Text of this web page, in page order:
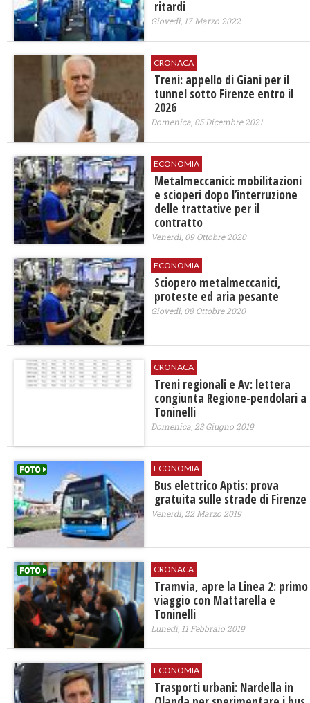
ritardi
Giovedì, 17 Marzo 2022
CRONACA
Treni: appello di Giani per il
tunnel sotto Firenze entro il
2026
Domenica, 05 Dicembre 2021
ECONOMIA
Metalmeccanici: mobilitazioni
e scioperi dopo l’interruzione
delle trattative per il
contratto
Venerdì, 09 Ottobre 2020
ECONOMIA
Sciopero metalmeccanici,
proteste ed aria pesante
Giovedì, 08 Ottobre 2020
CRONACA
Treni regionali e Av: lettera
congiunta Regione-pendolari a
Toninelli
Domenica, 23 Giugno 2019
ECONOMIA
Bus elettrico Aptis: prova
gratuita sulle strade di Firenze
Venerdì, 22 Marzo 2019
CRONACA
Tramvia, apre la Linea 2: primo
viaggio con Mattarella e
Toninelli
Lunedì, 11 Febbraio 2019
ECONOMIA
​Trasporti urbani: Nardella in